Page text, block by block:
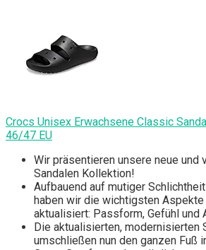
Crocs Unisex Erwachsene Classic
46/47 EU
Wir präsentieren unsere neue
Sandalen Kollektion!
Aufbauend auf mutiger
haben wir die wichtigsten
aktualisiert: Passform, Gefühl und
Die aktualisierten, modernisierten
umschließen nun den ganzen Fuß